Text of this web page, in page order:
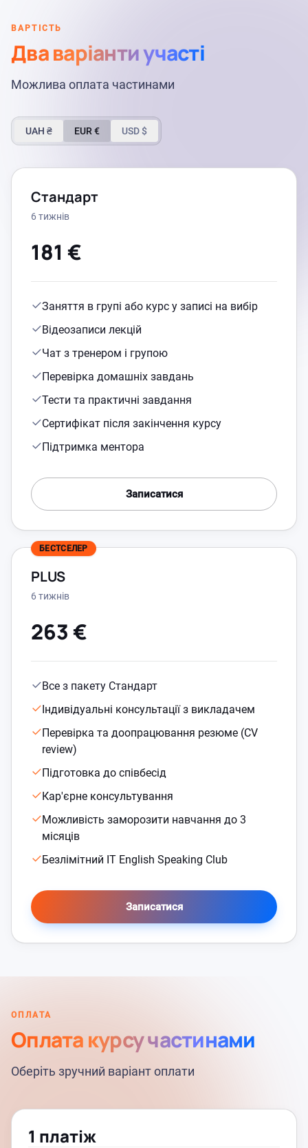
ВАРТІСТЬ
Два варіанти участі
Можлива оплата частинами
UAH ₴ EUR € USD $
Стандарт
6 тижнів
181 €
Заняття в групі або курс у записі на вибір
Відеозаписи лекцій
Чат з тренером і групою
Перевірка домашніх завдань
Тести та практичні завдання
Сертифікат після закінчення курсу
Підтримка ментора
Записатися
БЕСТСЕЛЕР
PLUS
6 тижнів
263 €
Все з пакету Стандарт
Індивідуальні консультації з викладачем
Перевірка та доопрацювання резюме (CV
review)
Підготовка до співбесід
Кар'єрне консультування
Можливість заморозити навчання до 3
місяців
Безлімітний IT English Speaking Club
Записатися
ОПЛАТА
Оплата курсу частинами
Оберіть зручний варіант оплати
1 платіж